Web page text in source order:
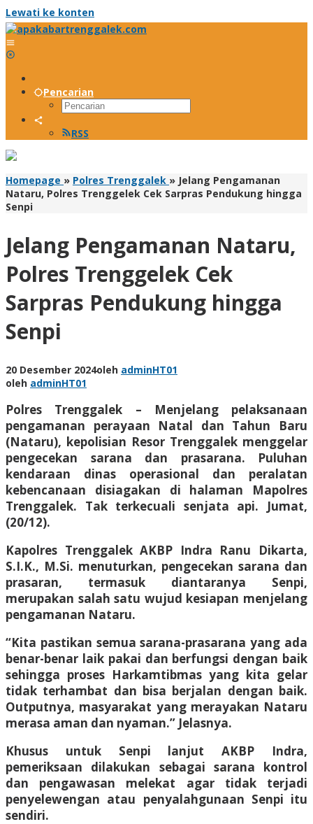
Lewati ke konten
Pencarian
RSS
Homepage » Polres Trenggalek » Jelang Pengamanan
Nataru, Polres Trenggelek Cek Sarpras Pendukung hingga
Senpi
Jelang Pengamanan Nataru,
Polres Trenggelek Cek
Sarpras Pendukung hingga
Senpi
20 Desember 2024oleh adminHT01
oleh adminHT01
Polres Trenggalek – Menjelang pelaksanaan
pengamanan perayaan Natal dan Tahun Baru
(Nataru), kepolisian Resor Trenggalek menggelar
pengecekan sarana dan prasarana. Puluhan
kendaraan dinas operasional dan peralatan
kebencanaan disiagakan di halaman Mapolres
Trenggalek. Tak terkecuali senjata api. Jumat,
(20/12).
Kapolres Trenggalek AKBP Indra Ranu Dikarta,
S.I.K., M.Si. menuturkan, pengecekan sarana dan
prasaran, termasuk diantaranya Senpi,
merupakan salah satu wujud kesiapan menjelang
pengamanan Nataru.
“Kita pastikan semua sarana-prasarana yang ada
benar-benar laik pakai dan berfungsi dengan baik
sehingga proses Harkamtibmas yang kita gelar
tidak terhambat dan bisa berjalan dengan baik.
Outputnya, masyarakat yang merayakan Nataru
merasa aman dan nyaman.” Jelasnya.
Khusus untuk Senpi lanjut AKBP Indra,
pemeriksaan dilakukan sebagai sarana kontrol
dan pengawasan melekat agar tidak terjadi
penyelewengan atau penyalahgunaan Senpi itu
sendiri.